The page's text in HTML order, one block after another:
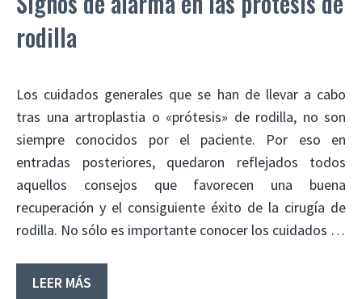
rodilla
Los cuidados generales que se han de llevar a cabo
tras una artroplastia o «prótesis» de rodilla, no son
siempre conocidos por el paciente. Por eso en
entradas posteriores, quedaron reflejados todos
aquellos consejos que favorecen una buena
recuperación y el consiguiente éxito de la cirugía de
rodilla. No sólo es importante conocer los cuidados …
LEER MÁS